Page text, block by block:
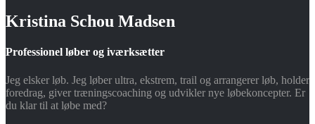
Kristina Schou Madsen
Professionel løber og iværksætter
Jeg elsker løb. Jeg løber ultra, ekstrem, trail og arrangerer løb, holder
foredrag, giver træningscoaching og udvikler nye løbekoncepter. Er
du klar til at løbe med?